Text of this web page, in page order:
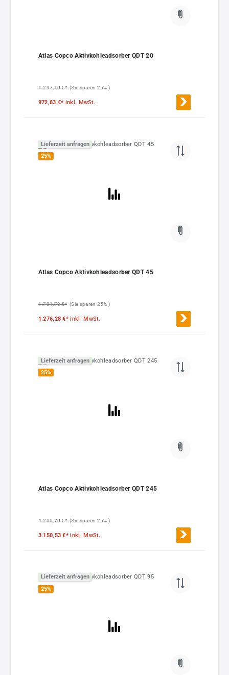
Atlas Copco Aktivkohleadsorber QDT 20
1.297,10 €* (Sie sparen 25% )
972,83 €* inkl. MwSt.
Lieferzeit anfragen
25%
Atlas Copco Aktivkohleadsorber QDT 45
1.701,70 €* (Sie sparen 25% )
1.276,28 €*inkl. MwSt.
Lieferzeit anfragen
25%
Atlas Copco Aktivkohleadsorber QDT 245
4.200,70 €* (Sie sparen 25% )
3.150,53 €*inkl. MwSt.
Lieferzeit anfragen
25%